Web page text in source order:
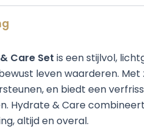
Care Set is een stijlvol,
leven waarderen.
en biedt een
Hydrate & Care
altijd en overal.